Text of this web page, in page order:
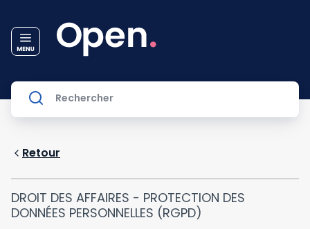
Retour
DROIT DES AFFAIRES - PROTECTION DES
DONNÉES PERSONNELLES (RGPD)